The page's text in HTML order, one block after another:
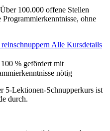
100.000 offene Stellen
ohne
Alle Kursdetails
100 % gefördert mit
nötig
5-Lektionen-Schnupperkurs ist
durch.